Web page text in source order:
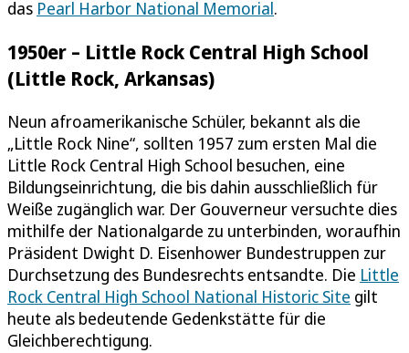
das Pearl Harbor National Memorial.
1950er – Little Rock Central High School
(Little Rock, Arkansas)
Neun afroamerikanische Schüler, bekannt als die
„Little Rock Nine“, sollten 1957 zum ersten Mal die
Little Rock Central High School besuchen, eine
Bildungseinrichtung, die bis dahin ausschließlich für
Weiße zugänglich war. Der Gouverneur versuchte dies
mithilfe der Nationalgarde zu unterbinden, woraufhin
Präsident Dwight D. Eisenhower Bundestruppen zur
Durchsetzung des Bundesrechts entsandte. Die Little
Rock Central High School National Historic Site gilt
heute als bedeutende Gedenkstätte für die
Gleichberechtigung.